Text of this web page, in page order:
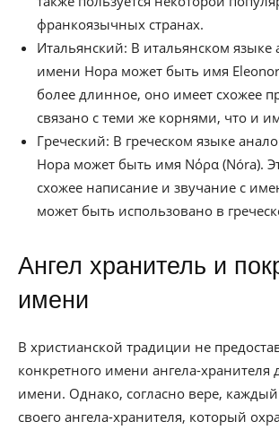
франкоязычных странах.
Итальянский: В итальянском языке
имени Нора может быть имя
более длинное, оно имеет схожее
связано с теми же корнями, что и
Греческий: В греческом языке
Нора может быть имя Νόρα (Nóra).
схожее написание и звучание с
может быть использовано в
Ангел хранитель и
имени
В христианской традиции не
конкретного имени ангела-хранителя
имени. Однако, согласно вере,
своего ангела-хранителя, который